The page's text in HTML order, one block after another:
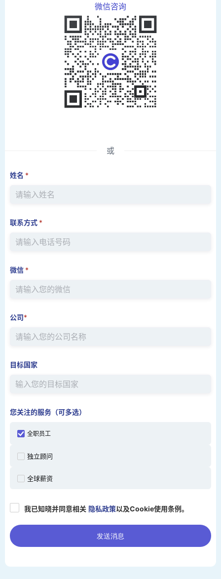
微信咨询
或
姓名 *
联系方式 *
微信 *
公司*
目标国家
您关注的服务（可多选）
全职员工
独立顾问
全球薪资
我已知晓并同意相关 隐私政策以及Cookie使用条例。